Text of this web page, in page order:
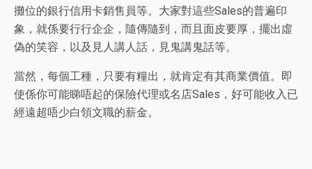
攤位的銀行信用卡銷售員等。大家對這些Sales的普遍印
象，就係要行行企企，隨傳隨到，而且面皮要厚，擺出虛
偽的笑容，以及見人講人話，見鬼講鬼話等。
當然，每個工種，只要有糧出，就肯定有其商業價值。即
使係你可能睇唔起的保險代理或名店Sales ，好可能收入已
經遠超唔少白領文職的薪金。